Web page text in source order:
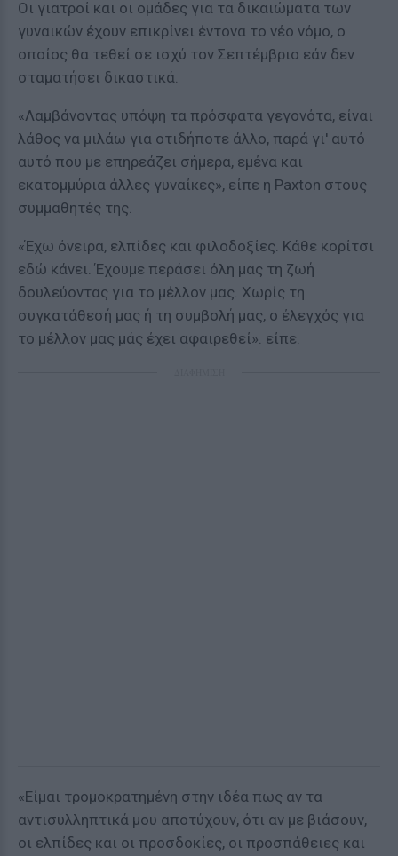
Οι γιατροί και οι ομάδες για τα δικαιώματα των
γυναικών έχουν επικρίνει έντονα το νέο νόμο, ο
οποίος θα τεθεί σε ισχύ τον Σεπτέμβριο εάν δεν
σταματήσει δικαστικά.
«Λαμβάνοντας υπόψη τα πρόσφατα γεγονότα, είναι
λάθος να μιλάω για οτιδήποτε άλλο, παρά γι' αυτό
αυτό που με επηρεάζει σήμερα, εμένα και
εκατομμύρια άλλες γυναίκες», είπε η Paxton στους
συμμαθητές της.
«Έχω όνειρα, ελπίδες και φιλοδοξίες. Κάθε κορίτσι
εδώ κάνει. Έχουμε περάσει όλη μας τη ζωή
δουλεύοντας για το μέλλον μας. Χωρίς τη
συγκατάθεσή μας ή τη συμβολή μας, ο έλεγχός για
το μέλλον μας μάς έχει αφαιρεθεί». είπε.
«Είμαι τρομοκρατημένη στην ιδέα πως αν τα
αντισυλληπτικά μου αποτύχουν, ότι αν με βιάσουν,
οι ελπίδες και οι προσδοκίες, οι προσπάθειες και